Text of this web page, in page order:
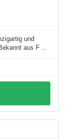
und
aus F ...